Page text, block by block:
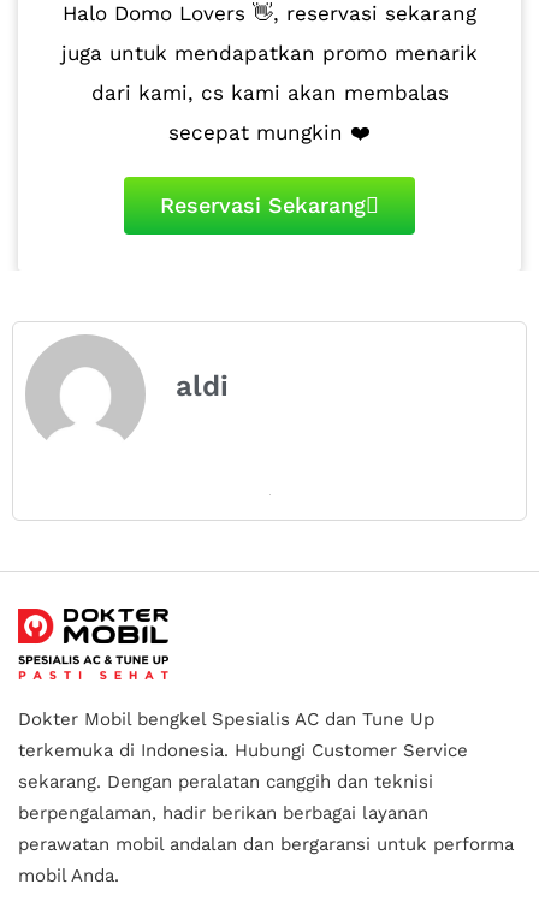
Halo Domo Lovers 👋, reservasi sekarang
juga untuk mendapatkan promo menarik
dari kami, cs kami akan membalas
secepat mungkin ❤️
Reservasi Sekarang
aldi
Dokter Mobil bengkel Spesialis AC dan Tune Up
terkemuka di Indonesia. Hubungi Customer Service
sekarang. Dengan peralatan canggih dan teknisi
berpengalaman, hadir berikan berbagai layanan
perawatan mobil andalan dan bergaransi untuk performa
mobil Anda.